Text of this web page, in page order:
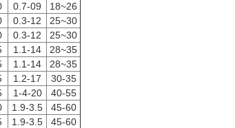
0.7-09
18~26
0.3-12
25~30
0.3-12
25~30
1.1-14
28~35
1.1-14
28~35
1.2-17
30-35
1-4-20
40-55
1.9-3.5
45-60
1.9-3.5
45-60